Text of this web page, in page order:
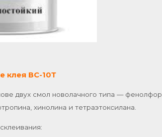
клея ВС-10Т
двух смол новолачного типа —
хинолина и тетраэтоксилана.